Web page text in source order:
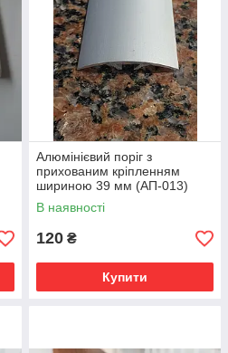
Алюмінієвий поріг з
прихованим кріпленням
шириною 39 мм (АП-013)
В наявності
120 ₴
Купити